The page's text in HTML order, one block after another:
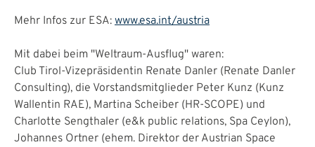
Mehr Infos zur ESA: www.esa.int/austria
Mit dabei beim "Weltraum-Ausflug" waren:
Club Tirol-Vizepräsidentin Renate Danler (Renate Danler
Consulting), die Vorstandsmitglieder Peter Kunz (Kunz
Wallentin RAE), Martina Scheiber (HR-SCOPE) und
Charlotte Sengthaler (e&k public relations, Spa Ceylon),
Johannes Ortner (ehem. Direktor der Austrian Space